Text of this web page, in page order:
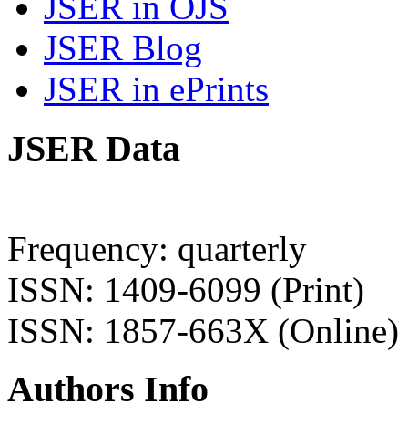
JSER Blog
JSER in ePrints
JSER Data
Frequency: quarterly
ISSN: 1409-6099 (Print)
ISSN: 1857-663X (Online)
Authors Info